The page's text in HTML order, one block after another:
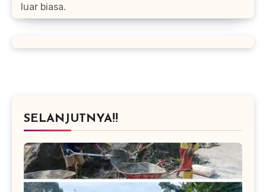
luar biasa.
SELANJUTNYA!!